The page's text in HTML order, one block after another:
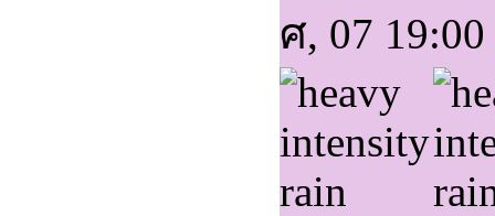
ศ, 07 19:00